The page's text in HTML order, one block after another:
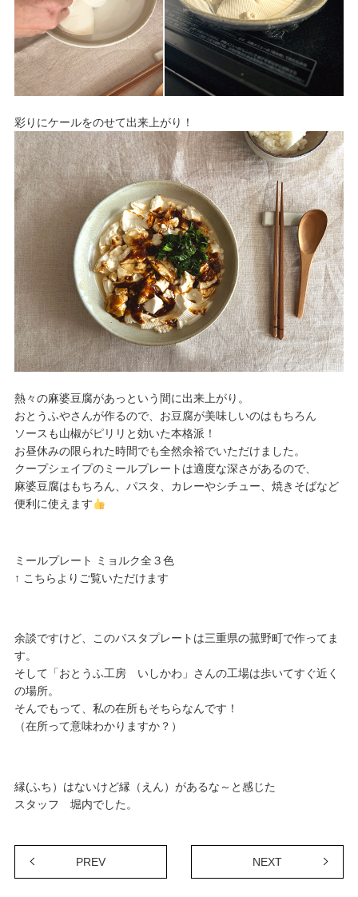
彩りにケールをのせて出来上がり！
熱々の麻婆豆腐があっという間に出来上がり。
おとうふやさんが作るので、お豆腐が美味しいのはもちろん
ソースも山椒がピリリと効いた本格派！
お昼休みの限られた時間でも全然余裕でいただけました。
クープシェイプのミールプレートは適度な深さがあるので、
麻婆豆腐はもちろん、パスタ、カレーやシチュー、焼きそばなど
便利に使えます
ミールプレート ミョルク全３色
↑ こちらよりご覧いただけます
余談ですけど、このパスタプレートは三重県の菰野町で作ってま
す。
そして「おとうふ工房 いしかわ」さんの工場は歩いてすぐ近く
の場所。
そんでもって、私の在所もそちらなんです！
（在所って意味わかりますか？）
縁(ふち）はないけど縁（えん）があるな～と感じた
スタッフ　堀内でした。
PREV NEXT